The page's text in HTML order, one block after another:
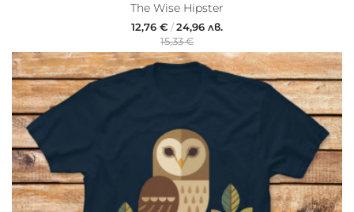
The Wise Hipster
12,76 € /24,96 лв.
15,33 €